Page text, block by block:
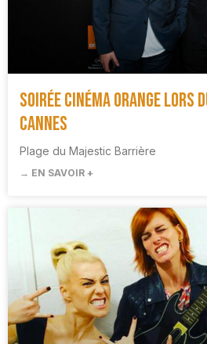
Soirée cinéma Orange lors
Cannes
Plage du Majestic Barrière
→ EN SAVOIR +